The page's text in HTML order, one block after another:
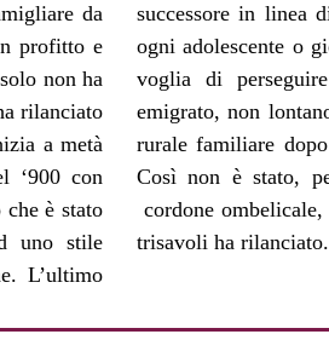
da
profitto e
non ha
rilanciato
a metà
‘900 con
è stato
uno stile
L’ultimo
come
ma con la
è
tradizione
sorta di
nonni e
trisavoli ha rilanciato.